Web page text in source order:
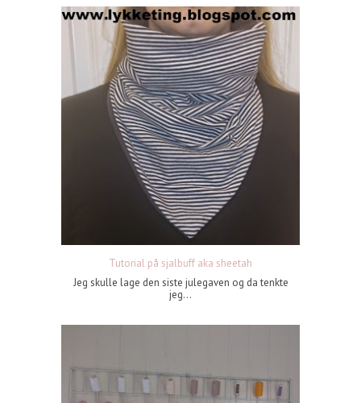
Tutorial på sjalbuff aka sheetah
Jeg skulle lage den siste julegaven og da tenkte
jeg...